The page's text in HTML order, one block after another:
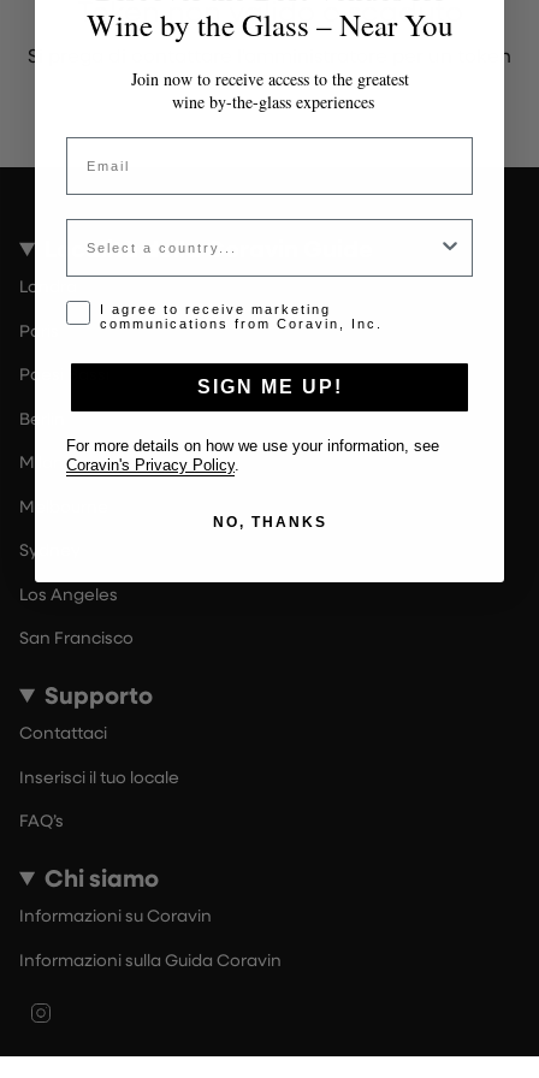
Token non valido o scaduto
Si prega di contattare l'amministratore per un token
valido.
Località della Coravin Guide
Londra
Paris
Paesi Bassi
Berlin
Milano
Melbourne
Sydney
Los Angeles
San Francisco
Supporto
Contattaci
Inserisci il tuo locale
FAQ’s
Chi siamo
Informazioni su Coravin
Informazioni sulla Guida Coravin
Wine by the Glass – Near You
Join now to receive access to the greatest
wine by-the-glass experiences
Email
Country
Opt-in disclaimer
I agree to receive marketing
communications from Coravin, Inc.
SIGN ME UP!
For more details on how we use your information, see
Coravin's Privacy Policy.
NO, THANKS